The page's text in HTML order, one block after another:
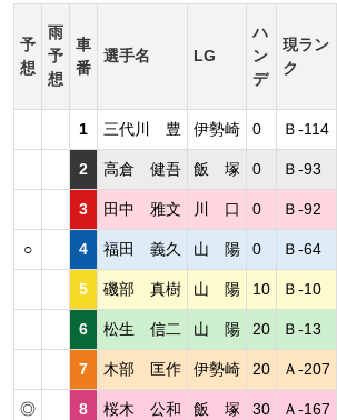
予
想
雨
予
想
車
番
選手名 LG
ハ
ン
デ
現ラン
ク
1 三代川 豊 伊勢崎 0 Ｂ-114
2 高倉 健吾 飯 塚 0 Ｂ-93
3 田中 雅文 川 口 0 Ｂ-92
○ 4 福田 義久 山 陽 0 Ｂ-64
5 磯部 真樹 山 陽 10 Ｂ-10
6 松生 信二 山 陽 20 Ｂ-13
7 木部 匡作 伊勢崎 20 Ａ-207
◎ 8 桜木 公和 飯 塚 30 Ａ-167